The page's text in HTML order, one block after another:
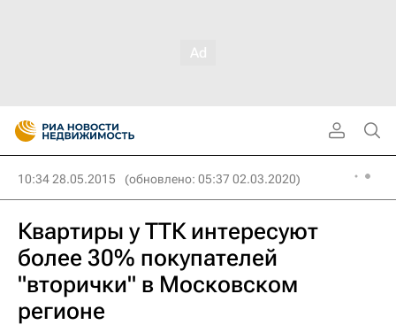
10:34 28.05.2015 (обновлено: 05:37 02.03.2020)
Квартиры у ТТК интересуют
более 30% покупателей
"вторички" в Московском
регионе